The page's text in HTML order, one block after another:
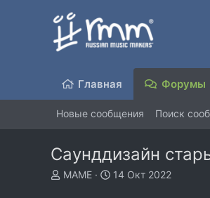
Главная Форумы
Новые сообщения Поиск
Саунддизайн
А
MAME
Д
14 Окт 2022